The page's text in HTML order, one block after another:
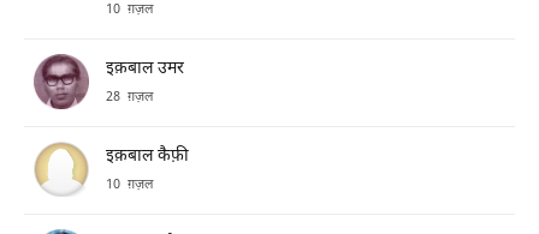
10 ग़ज़ल
इक़बाल उमर
28 ग़ज़ल
इक़बाल कैफ़ी
10 ग़ज़ल